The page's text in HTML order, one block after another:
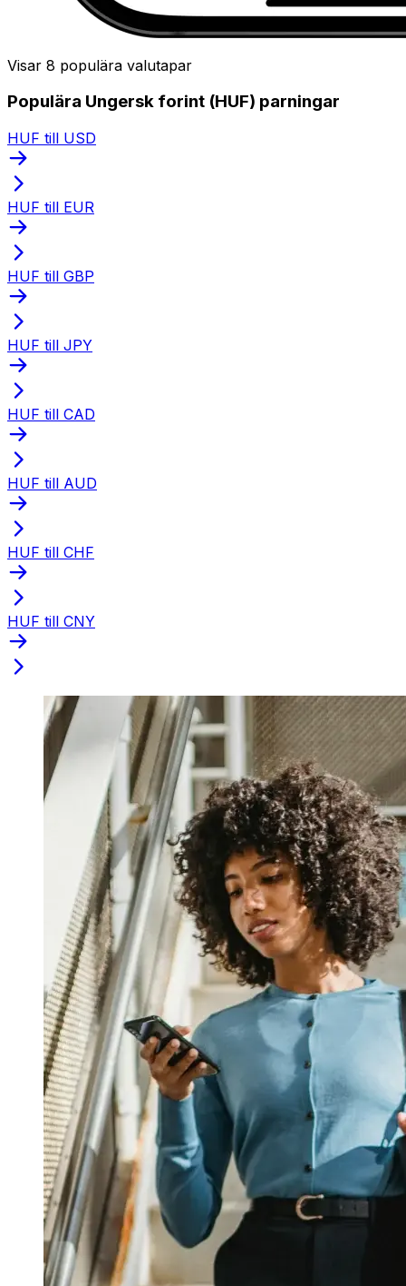
Visar 8 populära valutapar
Populära Ungersk forint (HUF) parningar
HUF till USD
HUF till EUR
HUF till GBP
HUF till JPY
HUF till CAD
HUF till AUD
HUF till CHF
HUF till CNY